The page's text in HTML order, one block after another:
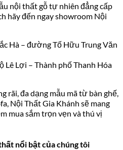
nội thất gỗ tự nhiên đẳng cấp
hãy đến ngay showroom Nội
Hà – đường Tố Hữu Trung Văn
Lê Lợi – Thành phố Thanh Hóa
rãi, đa dạng mẫu mã từ bàn ghế,
Nội Thất Gia Khánh sẽ mang
mua sắm trọn vẹn và thú vị
nổi bật của chúng tôi